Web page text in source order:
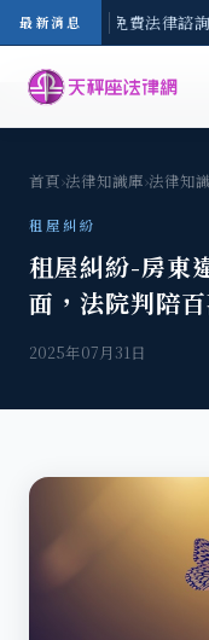
最新消息
8/3(一) 現場免費法律諮
首頁›法律知識庫›法律知
租屋糾紛
租屋糾紛-房東
面，法院判陪
2025年07月31日